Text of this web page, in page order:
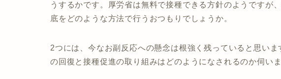
うするかです。厚労省は無料で接種できる方針のようですが
底をどのような方法で行うおつもりでしょうか。
2つには、今なお副反応への懸念は根強く残っていると思い
の回復と接種促進の取り組みはどのようになされるのか伺いま